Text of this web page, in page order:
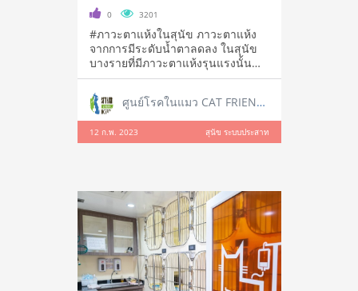
พยาบาลสัตว์เศรษฐกิจ
สัตวแพทย์
0 3201
#ภาวะตาแห้งในสุนัข ภาวะตาแห้ง
จากการมีระดับน้ำตาลดลง ในสุนัข
บางรายที่มีภาวะตาแห้งรุนแรงนั้น
อาจพบว่า
ศูนย์โรคในแมว CAT FRIENDLY CLINIC
12 ก.พ. 2023 สุนัข ระบบประสาท